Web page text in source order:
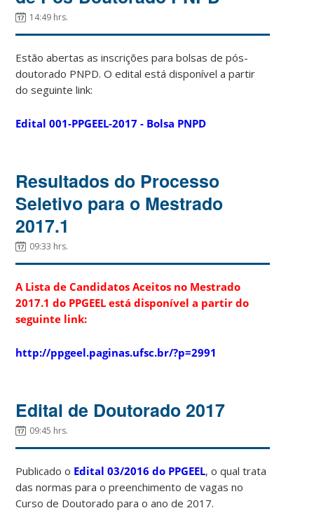
14:49 hrs.
Estão abertas as inscrições para bolsas de pós-
doutorado PNPD. O edital está disponível a partir
do seguinte link:
Edital 001-PPGEEL-2017 - Bolsa PNPD
Resultados do Processo
Seletivo para o Mestrado
2017.1
09:33 hrs.
A Lista de Candidatos Aceitos no Mestrado
2017.1 do PPGEEL está disponível a partir do
seguinte link:
http://ppgeel.paginas.ufsc.br/?p=2991
Edital de Doutorado 2017
09:45 hrs.
Publicado o Edital 03/2016 do PPGEEL, o qual trata
das normas para o preenchimento de vagas no
Curso de Doutorado para o ano de 2017.